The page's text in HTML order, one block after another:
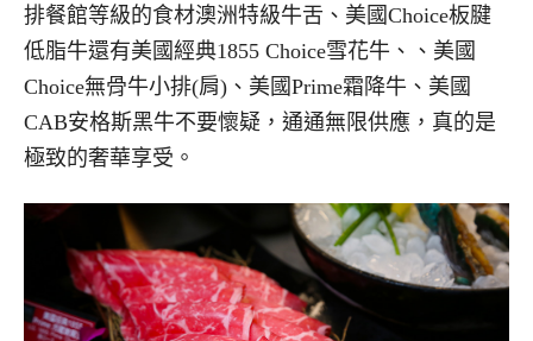
排餐館等級的食材澳洲特級牛舌、美國Choice板腱
低脂牛還有美國經典1855 Choice雪花牛、、美國
Choice無骨牛小排(肩)、美國Prime霜降牛、美國
CAB安格斯黑牛不要懷疑，通通無限供應，真的是
極致的奢華享受。